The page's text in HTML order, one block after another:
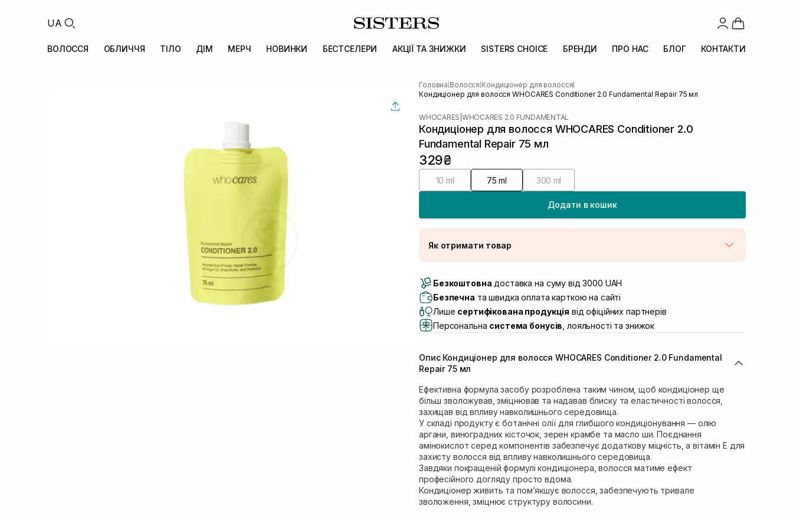
UA
ВОЛОССЯ ОБЛИЧЧЯ ТІЛО ДІМ МЕРЧ НОВИНКИ БЕСТСЕЛЕРИ АКЦІЇ ТА ЗНИЖКИ SISTERS CHOICE БРЕНДИ ПРО НАС БЛОГ КОНТАКТИ
Головна Волосся Кондиціонер для волосся
Кондиціонер для волосся WHOCARES Conditioner 2.0 Fundamental Repair 75 мл
WHOCARES WHOCARES 2.0 FUNDAMENTAL
Кондиціонер для волосся WHOCARES Conditioner 2.0
Fundamental Repair 75 мл
329₴
10 ml 75 ml 300 ml
Додати в кошик
Як отримати товар
Самовивіз м. Луцьк, вул. Винниченка 4
Самовивіз м. Львів, вул. Академіка Підстригача, 1В
(Duck’s Lake)
Самовивіз м. Львів, вул. Івана Франка 36
Самовивіз м. Львів, вул. Степана Бандери 45 Немає в наявності!
Самовивіз м. Рівне, вул. Кулика і Гудачека 23 (ТЦ
Екватор)
Немає в наявності!
Безкоштовна доставка на суму від 3000 UAH
Безпечна та швидка оплата карткою на сайті
Лише сертифікована продукція від офіційних партнерів
Персональна система бонусів , лояльності та знижок
Опис Кондиціонер для волосся WHOCARES Conditioner 2.0 Fundamental
Repair 75 мл
Ефективна формула засобу розроблена таким чином, щоб кондиціонер ще
більш зволожував, зміцнював та надавав блиску та еластичності волосся,
захищав від впливу навколишнього середовища.
У складі продукту є ботанічні олії для глибшого кондиціонування — олію
аргани, виноградних кісточок, зерен крамбе та масло ши. Поєднання
амінокислот серед компонентів забезпечує додаткову міцність, а вітамін Е для
захисту волосся від впливу навколишнього середовища.
Завдяки покращеній формулі кондиціонера, волосся матиме ефект
професійного догляду просто вдома.
Кондиціонер живить та пом’якшує волосся, забезпечують тривале
зволоження, зміцнює структуру волосини.